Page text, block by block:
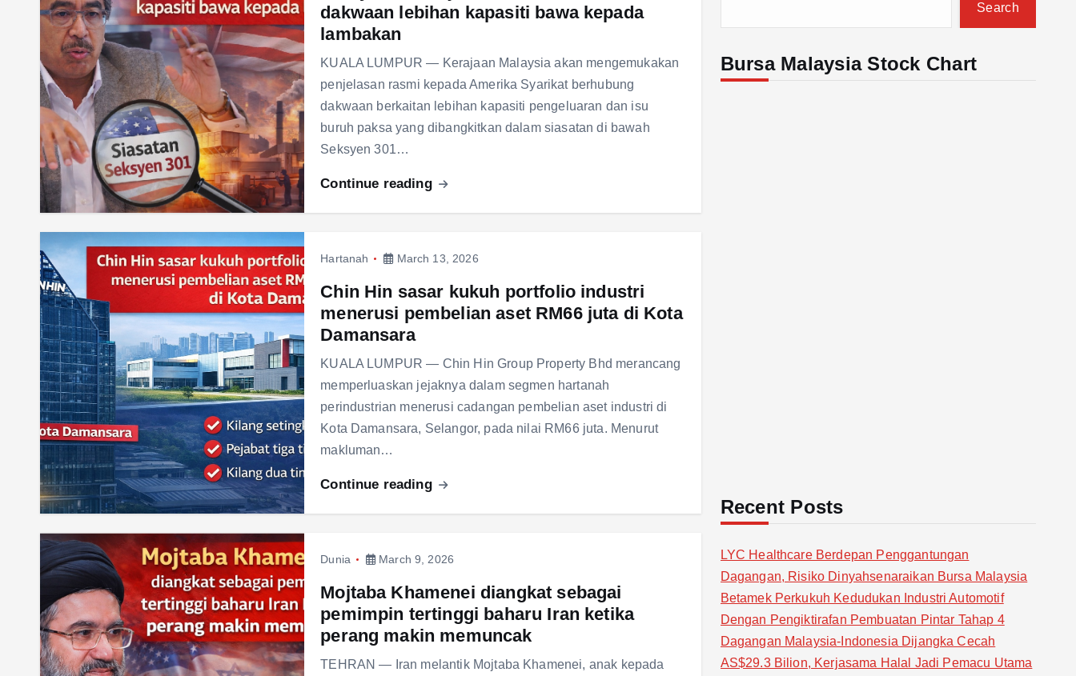
dakwaan lebihan kapasiti bawa kepada
lambakan
KUALA LUMPUR — Kerajaan Malaysia akan mengemukakan
penjelasan rasmi kepada Amerika Syarikat berhubung
dakwaan berkaitan lebihan kapasiti pengeluaran dan isu
buruh paksa yang dibangkitkan dalam siasatan di bawah
Seksyen 301…
Continue reading
Hartanah March 13, 2026
Chin Hin sasar kukuh portfolio industri
menerusi pembelian aset RM66 juta di Kota
Damansara
KUALA LUMPUR — Chin Hin Group Property Bhd merancang
memperluaskan jejaknya dalam segmen hartanah
perindustrian menerusi cadangan pembelian aset industri di
Kota Damansara, Selangor, pada nilai RM66 juta. Menurut
makluman…
Continue reading
Dunia March 9, 2026
Mojtaba Khamenei diangkat sebagai
pemimpin tertinggi baharu Iran ketika
perang makin memuncak
TEHRAN — Iran melantik Mojtaba Khamenei, anak kepada
Search
Bursa Malaysia Stock Chart
Recent Posts
LYC Healthcare Berdepan Penggantungan
Dagangan, Risiko Dinyahsenaraikan Bursa Malaysia
Betamek Perkukuh Kedudukan Industri Automotif
Dengan Pengiktirafan Pembuatan Pintar Tahap 4
Dagangan Malaysia-Indonesia Dijangka Cecah
AS$29.3 Bilion, Kerjasama Halal Jadi Pemacu Utama